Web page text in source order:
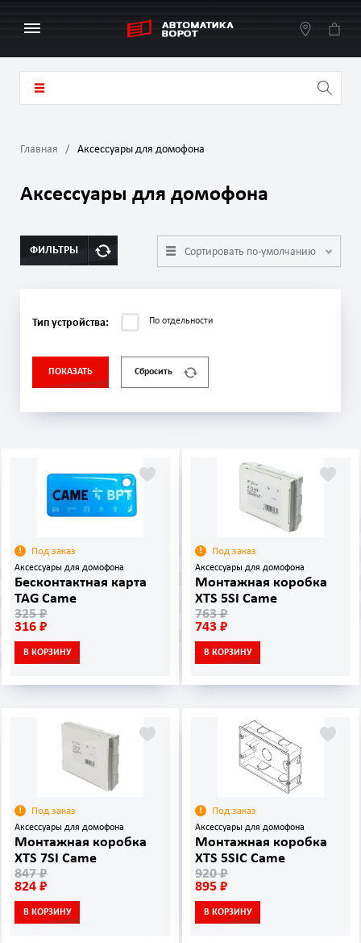
Главная Аксессуары для домофона
Аксессуары для домофона
ФИЛЬТРЫ Сортировать по-умолчанию
Тип устройства: По отдельности
ПОКАЗАТЬ Сбросить
Под заказ
Аксессуары для домофона
Бесконтактная карта
TAG Came
325 ₽
316 ₽
В КОРЗИНУ
Под заказ
Аксессуары для домофона
Монтажная коробка
XTS 5SI Came
763 ₽
743 ₽
В КОРЗИНУ
Под заказ
Аксессуары для домофона
Монтажная коробка
XTS 7SI Came
847 ₽
824 ₽
В КОРЗИНУ
Под заказ
Аксессуары для домофона
Монтажная коробка
XTS 5SIC Came
920 ₽
895 ₽
В КОРЗИНУ